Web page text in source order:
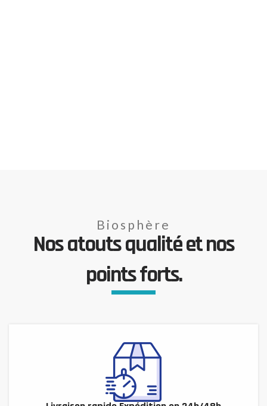
Biosphère
Nos atouts qualité et nos
points forts.